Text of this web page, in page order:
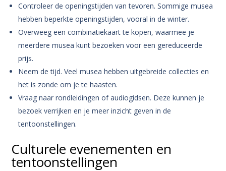
Controleer de openingstijden van tevoren. Sommige musea
hebben beperkte openingstijden, vooral in de winter.
Overweeg een combinatiekaart te kopen, waarmee je
meerdere musea kunt bezoeken voor een gereduceerde
prijs.
Neem de tijd. Veel musea hebben uitgebreide collecties en
het is zonde om je te haasten.
Vraag naar rondleidingen of audiogidsen. Deze kunnen je
bezoek verrijken en je meer inzicht geven in de
tentoonstellingen.
Culturele evenementen en
tentoonstellingen